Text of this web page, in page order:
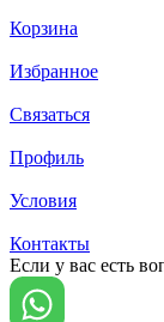
Корзина
Избранное
Связаться
Профиль
Условия
Контакты
Если у вас есть